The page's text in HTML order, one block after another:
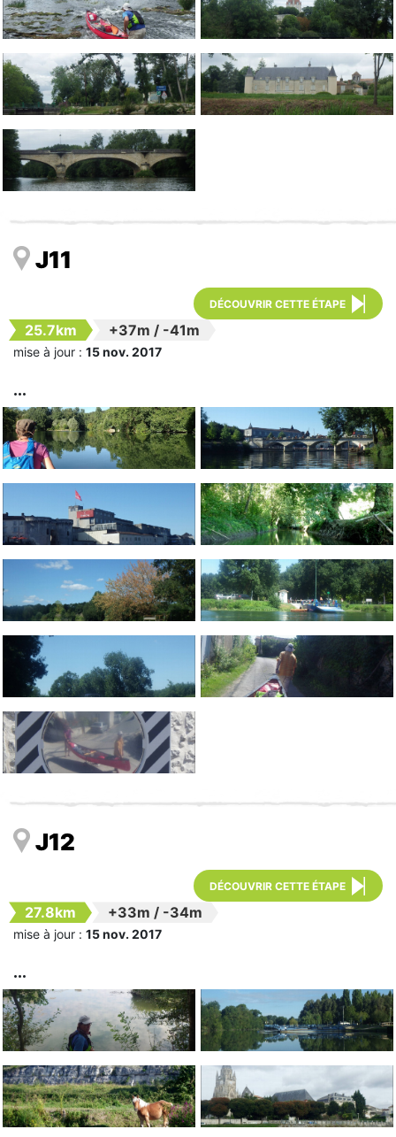
J11
DÉCOUVRIR CETTE ÉTAPE
25.7km +37m / -41m
mise à jour : 15 nov. 2017
J12
DÉCOUVRIR CETTE ÉTAPE
27.8km +33m / -34m
mise à jour : 15 nov. 2017